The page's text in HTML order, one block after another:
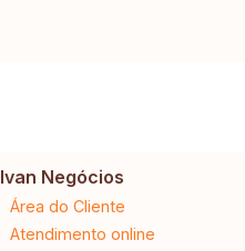
Ivan Negócios
Área do Cliente
Atendimento online